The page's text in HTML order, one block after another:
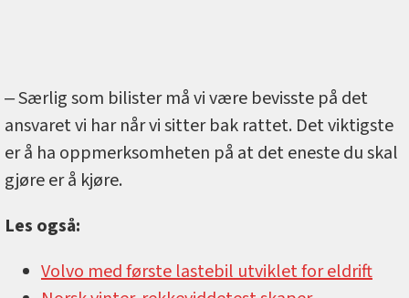
‒ Særlig som bilister må vi være bevisste på det
ansvaret vi har når vi sitter bak rattet. Det viktigste
er å ha oppmerksomheten på at det eneste du skal
gjøre er å kjøre.
Les også:
Volvo med første lastebil utviklet for eldrift